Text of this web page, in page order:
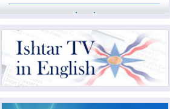
2026-08-08دعم أمني أمريكي بمليار دولار
لإدارة رئيس كولومبيا الجديد
2026-08-07حكومة إقليم كوردستان ترفض
قرار "دانة غاز" و"نفط الهلال" بتزويد بغداد
بالغاز دون موافقتها